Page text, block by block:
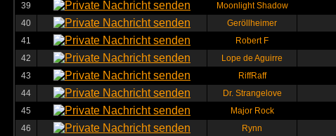
39
Moonlight Shadow
40
Geröllheimer
41
Robert F
42
Lope de Aguirre
43
RiffRaff
44
Dr. Strangelove
45
Major Rock
46
Rynn